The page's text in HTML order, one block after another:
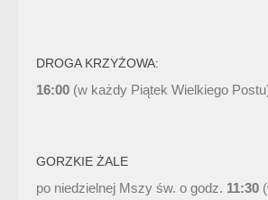
DROGA KRZYŻOWA:
16:00 (w każdy Piątek Wielkiego
GORZKIE ŻALE
po niedzielnej Mszy św. o godz. 11:30